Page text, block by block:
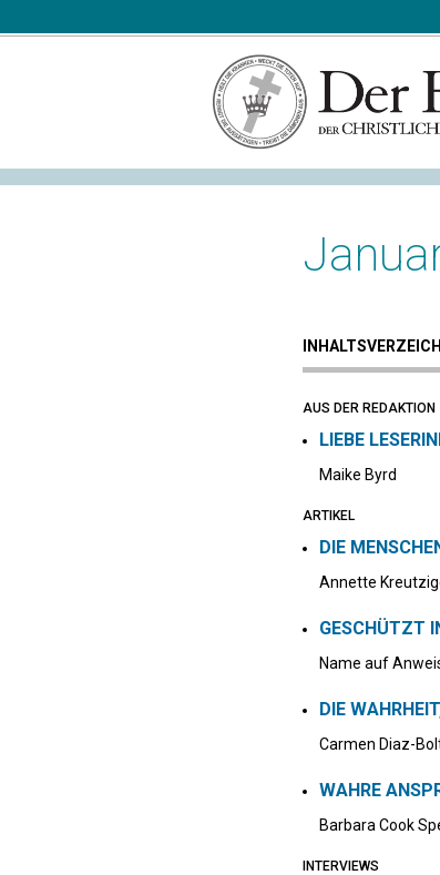
AUS DER REDAKTION
LIEBE
Maike Byrd
ARTIKEL
DIE
Annette
GESCHÜTZT
Name auf
DIE
Carmen Diaz-
WAHRE
Barbara Cook
INTERVIEWS